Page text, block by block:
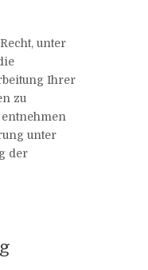
unter
Ihrer
zu
unter
der